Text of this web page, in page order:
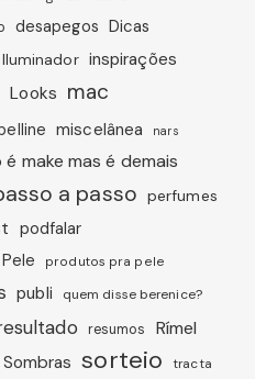
desapegos Dicas
Iluminador inspirações
Looks mac
miscelânea nars
é make mas é demais
a passo perfumes
podfalar
produtos pra pele
publi quem disse berenice?
resumos Rímel
Sombras sorteio tracta